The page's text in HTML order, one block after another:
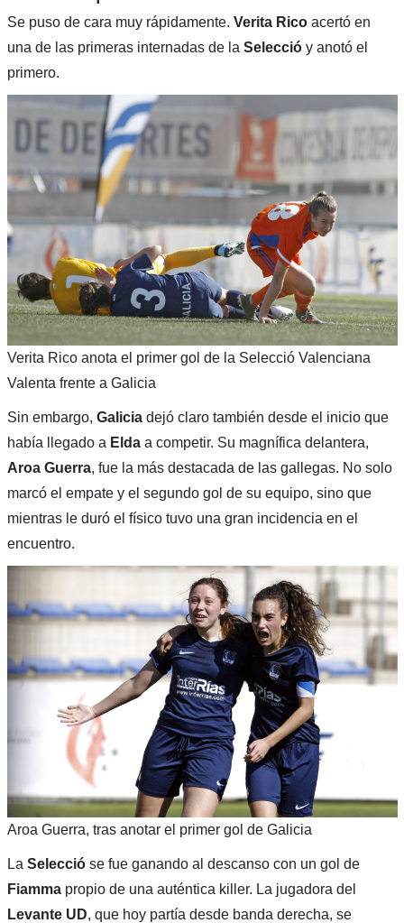
Se puso de cara muy rápidamente. Verita Ricoacertó en
una de las primeras internadas de la Seleccióy anotó el
primero.
Verita Rico anota el primer gol de la Selecció Valenciana
Valenta frente a Galicia
Sin embargo, Galiciadejó claro también desde el inicio que
había llegado a Eldaa competir. Su magnífica delantera,
Aroa Guerra, fue la más destacada de las gallegas. No solo
marcó el empate y el segundo gol de su equipo, sino que
mientras le duró el físico tuvo una gran incidencia en el
encuentro.
Aroa Guerra, tras anotar el primer gol de Galicia
La Seleccióse fue ganando al descanso con un gol de
Fiammapropio de una auténtica killer. La jugadora del
Levante UD, que hoy partía desde banda derecha, se